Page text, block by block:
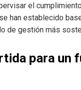
el
han establecido
de gestión más
para un